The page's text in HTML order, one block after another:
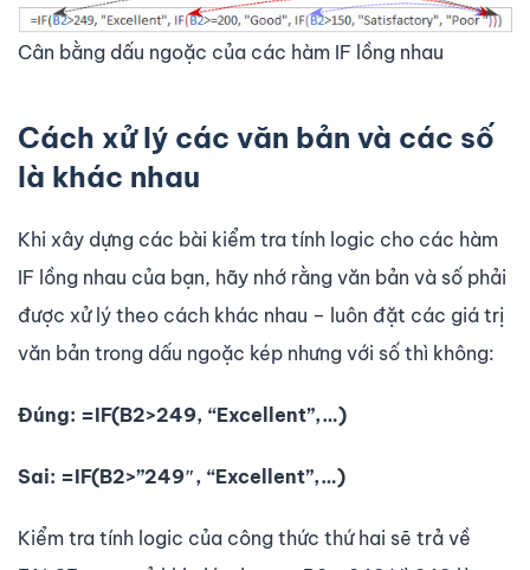
Cân bằng dấu ngoặc của các hàm IF lồng nhau
Cách xử lý các văn bản và các số
là khác nhau
Khi xây dựng các bài kiểm tra tính logic cho các hàm
IF lồng nhau của bạn, hãy nhớ rằng văn bản và số phải
được xử lý theo cách khác nhau – luôn đặt các giá trị
văn bản trong dấu ngoặc kép nhưng với số thì không:
Đúng: =IF(B2>249, “Excellent”,…)
Sai: =IF(B2>”249″, “Excellent”,…)
Kiểm tra tính logic của công thức thứ hai sẽ trả về